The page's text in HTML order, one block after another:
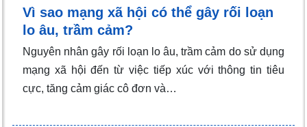
Vì sao mạng xã hội có thể gây rối loạn
lo âu, trầm cảm?
Nguyên nhân gây rối loạn lo âu, trầm cảm do sử dụng
mạng xã hội đến từ việc tiếp xúc với thông tin tiêu
cực, tăng cảm giác cô đơn và…